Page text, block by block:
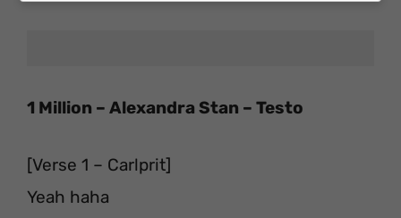
1 Million – Alexandra Stan – Testo
[Verse 1 – Carlprit]
Yeah haha